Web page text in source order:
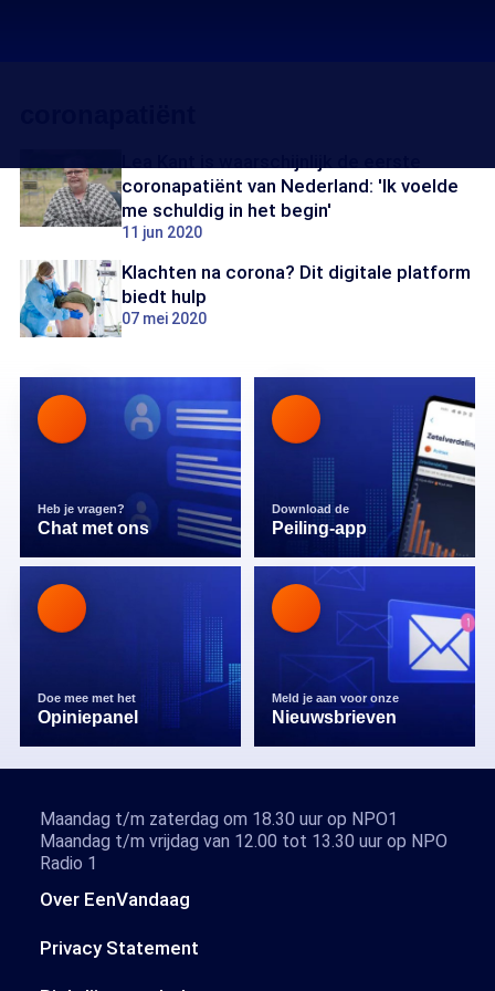
coronapatiënt van Nederland: 'Ik voelde
me schuldig in het begin'
11 jun 2020
Klachten na corona? Dit digitale platform
biedt hulp
07 mei 2020
Heb je vragen?
Chat met ons
Download de
Peiling-app
Doe mee met het
Opiniepanel
Meld je aan voor onze
Nieuwsbrieven
Over EenVandaag
Privacy Statement
Maandag t/m zaterdag om 18.30 uur op NPO1
Maandag t/m vrijdag van 12.00 tot 13.30 uur op NPO
Radio 1